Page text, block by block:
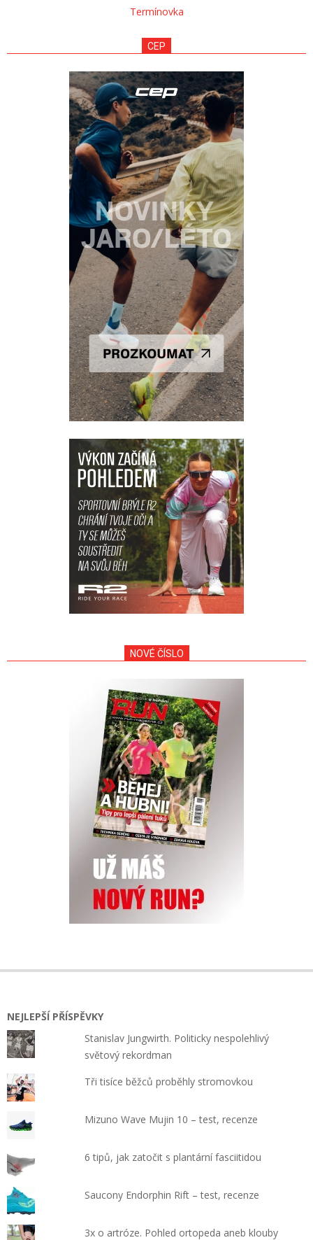
Termínovka
CEP
NOVÉ ČÍSLO
NEJLEPŠÍ PŘÍSPĚVKY
Stanislav Jungwirth. Politicky nespolehlivý
světový rekordman
Tři tisíce běžců proběhly stromovkou
Mizuno Wave Mujin 10 – test, recenze
6 tipů, jak zatočit s plantární fasciitidou
Saucony Endorphin Rift – test, recenze
3x o artróze. Pohled ortopeda aneb klouby